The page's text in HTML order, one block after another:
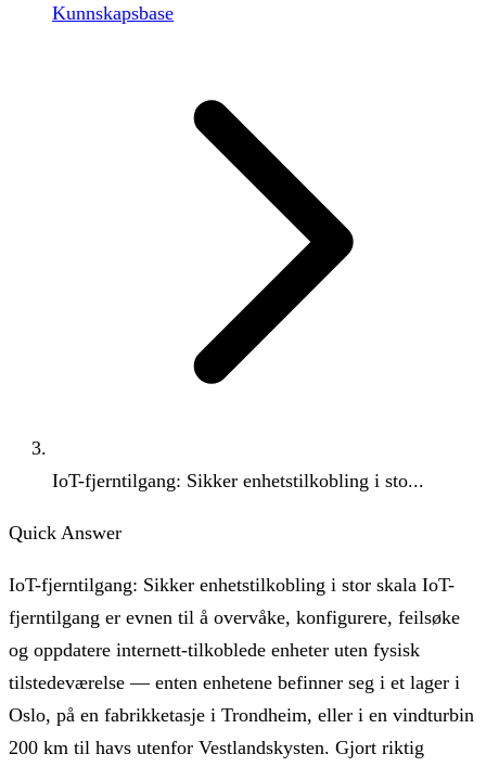
Kunnskapsbase
IoT-fjerntilgang: Sikker enhetstilkobling i sto...
Quick Answer
IoT-fjerntilgang: Sikker enhetstilkobling i stor skala IoT-
fjerntilgang er evnen til å overvåke, konfigurere, feilsøke
og oppdatere internett-tilkoblede enheter uten fysisk
tilstedeværelse — enten enhetene befinner seg i et lager i
Oslo, på en fabrikketasje i Trondheim, eller i en vindturbin
200 km til havs utenfor Vestlandskysten. Gjort riktig